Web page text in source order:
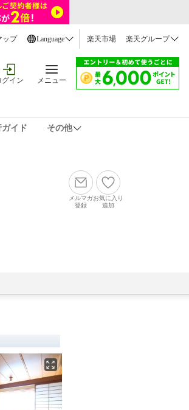
ップ Language 楽天市場 楽天グループ
グイン メニュー
ガイド その他
メルマガ
登録
お気に入り
追加